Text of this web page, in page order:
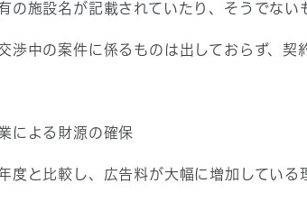
の施設名が記載されていたり、そうでな
渉中の案件に係るものは出しておらず、
による財源の確保
度と比較し、広告料が大幅に増加している